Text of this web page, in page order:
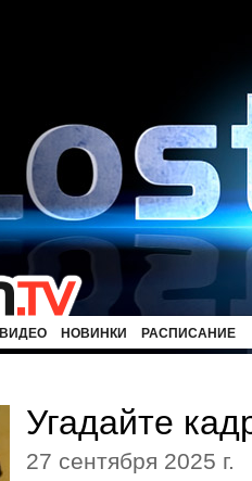
ВИДЕО НОВИНКИ РАСПИСАНИЕ
Угадайте
27 сентября 2025 г.